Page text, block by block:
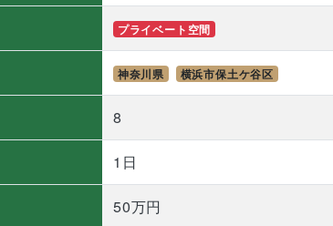
プライベート空間
神奈川県 横浜市保土ケ谷区
8
1日
50万円